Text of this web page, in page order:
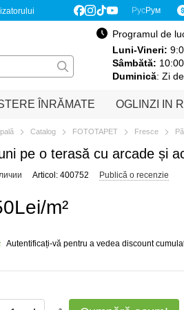
РусРум
Programul de
Luni-Vineri:
Sâmbătă:
Duminică: Zi
ÎNRĂMATE OGLINZI IN
Catalog FOTOTAPET Fresce
pe o terasă cu arcade și
Articol: 400752 Publică o recenzie
m²
Autentificați-vă pentru a vedea discount